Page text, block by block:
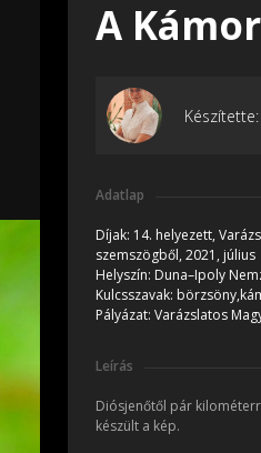
A
Készítette:
Adatlap
Díjak: 14. helyezett,
szemszögből, 2021, július
Helyszín: Duna–Ipoly
Kulcsszavak:
Pályázat: Varázslatos
Leírás
Diósjenőtől pár
készült a kép.